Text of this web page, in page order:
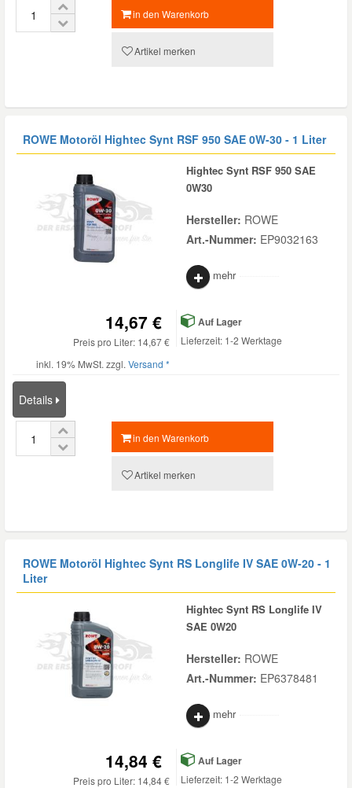
in den Warenkorb
Artikel merken
ROWE Motoröl Hightec Synt RSF 950 SAE 0W-30 - 1 Liter
Hightec Synt RSF 950 SAE
0W30
Hersteller: ROWE
Art.-Nummer: EP9032163
mehr
14,67 €
Preis pro Liter: 14,67 €
inkl. 19% MwSt. zzgl. Versand *
Auf Lager
Lieferzeit: 1-2 Werktage
Details
in den Warenkorb
Artikel merken
ROWE Motoröl Hightec Synt RS Longlife IV SAE 0W-20 - 1
Liter
Hightec Synt RS Longlife IV
SAE 0W20
Hersteller: ROWE
Art.-Nummer: EP6378481
mehr
14,84 €
Preis pro Liter: 14,84 €
Auf Lager
Lieferzeit: 1-2 Werktage